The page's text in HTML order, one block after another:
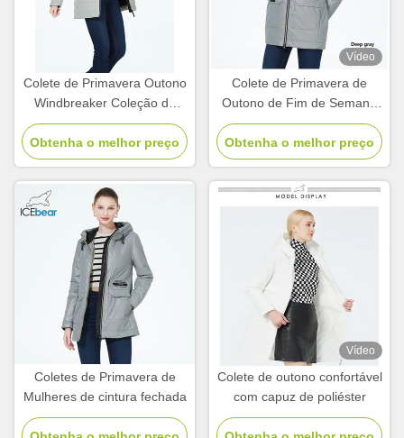
Colete de Primavera Outono
Windbreaker Coleção de
comprimento médio Coletes
de Primavera Para Mulheres
Outono
Obtenha o melhor preço
Vídeo
Colete de Primavera de
Outono de Fim de Semana
de Fim de Primavera de
Outono
Obtenha o melhor preço
Coletes de Primavera de
Mulheres de cintura fechada
Vídeo
Colete de outono confortável
com capuz de poliéster